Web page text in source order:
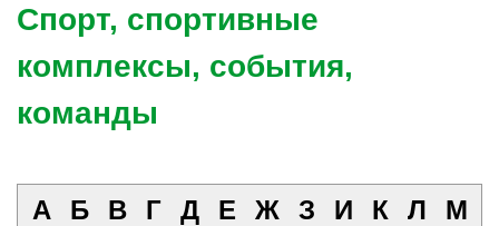
Спорт, спортивные
комплексы, события,
команды
А Б В Г Д Е Ж З И К Л
М